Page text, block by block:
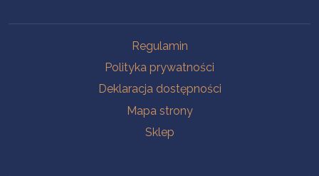
Regulamin
Polityka prywatności
Deklaracja dostępności
Mapa strony
Sklep